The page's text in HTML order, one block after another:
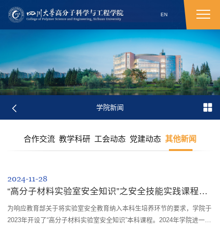
EN
学院新闻
合作交流 教学科研 工会动态 党建动态 其他新闻
2024-11-28
“高分子材料实验室安全知识”之安全技能实践课程圆满完成
为响应教育部关于将实验室安全教育纳入本科生培养环节的要求，学院于
2023年开设了“高分子材料实验室安全知识”本科课程。2024年学院进一步